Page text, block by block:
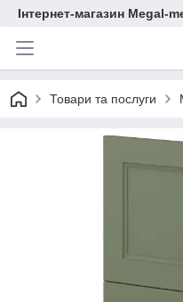
Інтернет-магазин Megal-
Товари та послуги